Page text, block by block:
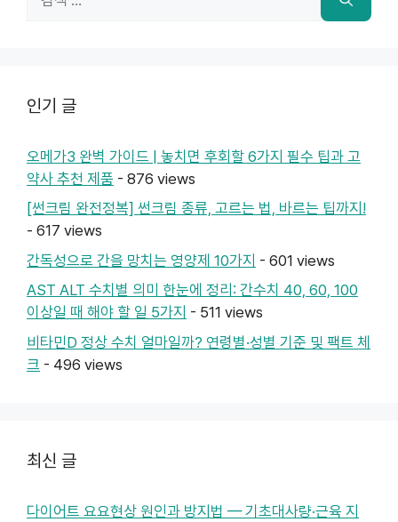
인기 글
오메가3 완벽 가이드 | 놓치면 후회할 6가지 필수 팁과 고
약사 추천 제품 - 876 views
[썬크림 완전정복] 썬크림 종류, 고르는 법, 바르는 팁까지!
- 617 views
간독성으로 간을 망치는 영양제 10가지 - 601 views
AST ALT 수치별 의미 한눈에 정리: 간수치 40, 60, 100
이상일 때 해야 할 일 5가지 - 511 views
비타민D 정상 수치 얼마일까? 연령별·성별 기준 및 팩트 체
크 - 496 views
최신 글
다이어트 요요현상 원인과 방지법 — 기초대사량·근육 지